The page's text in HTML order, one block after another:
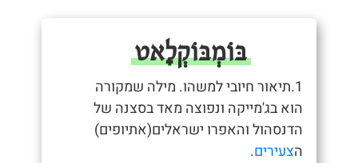
בּוֹמְבּוֹקְלָאט
1.תיאור חיובי למשהו. מילה שמקורה
הוא בג'מייקה ונפוצה מאד בסצנה של
הדנסהול והאפרו ישראלים(אתיופים)
הצעירים.